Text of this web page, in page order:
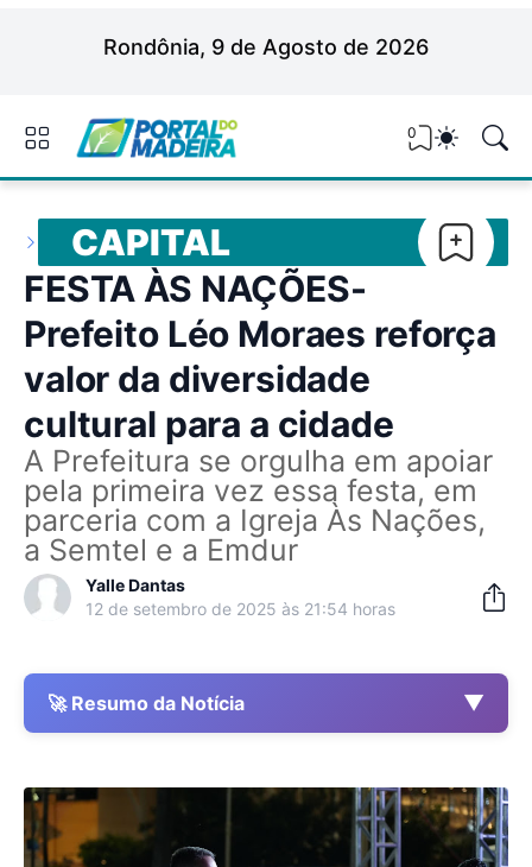
Rondônia, 9 de Agosto de 2026
0
CAPITAL
FESTA ÀS NAÇÕES-
Prefeito Léo Moraes reforça
valor da diversidade
cultural para a cidade
A Prefeitura se orgulha em apoiar
pela primeira vez essa festa, em
parceria com a Igreja Às Nações,
a Semtel e a Emdur
Yalle Dantas
12 de setembro de 2025 às 21:54 horas
🚀 Resumo da Notícia ▼